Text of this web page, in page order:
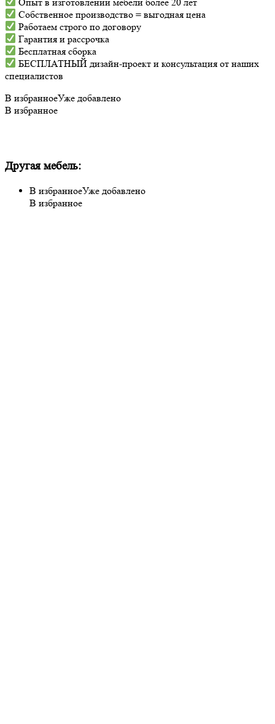
Собственное производство = выгодная цена
Работаем строго по договору
Гарантия и рассрочка
Бесплатная сборка
БЕСПЛАТНЫЙ дизайн-проект и консультация от наших
специалистов
В избранноеУже добавлено
В избранное
Другая мебель:
В избранноеУже добавлено
В избранное